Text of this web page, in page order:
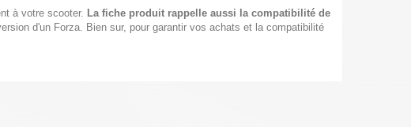
à votre scooter. La fiche produit rappelle aussi la compatibilité de
d'un Forza. Bien sur, pour garantir vos achats et la compatibilité